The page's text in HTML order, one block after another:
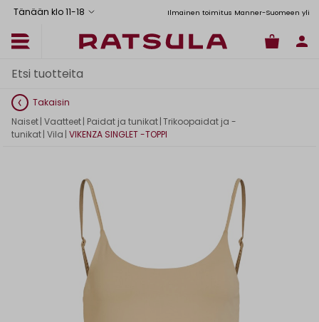
Tänään klo 11-18
Toimituskulut alk. 6,90€ Ilmainen toimitus Manner-Suomeen yli
Takaisin
Naiset| Vaatteet| Paidat ja tunikat |Trikoopaidat ja -
tunikat| Vila | VIKENZA SINGLET -TOPPI